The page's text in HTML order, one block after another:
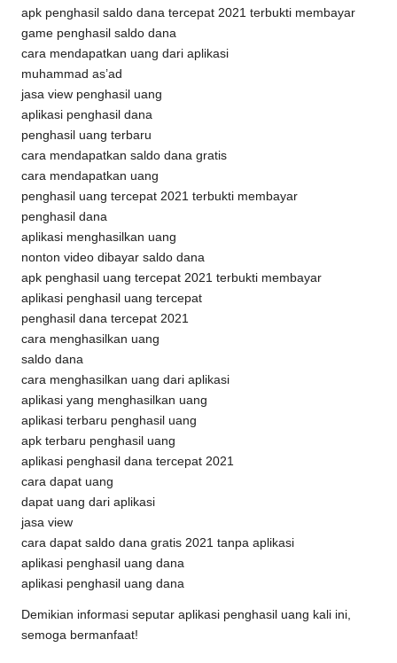
apk penghasil saldo dana tercepat 2021 terbukti membayar
game penghasil saldo dana
cara mendapatkan uang dari aplikasi
muhammad as’ad
jasa view penghasil uang
aplikasi penghasil dana
penghasil uang terbaru
cara mendapatkan saldo dana gratis
cara mendapatkan uang
penghasil uang tercepat 2021 terbukti membayar
penghasil dana
aplikasi menghasilkan uang
nonton video dibayar saldo dana
apk penghasil uang tercepat 2021 terbukti membayar
aplikasi penghasil uang tercepat
penghasil dana tercepat 2021
cara menghasilkan uang
saldo dana
cara menghasilkan uang dari aplikasi
aplikasi yang menghasilkan uang
aplikasi terbaru penghasil uang
apk terbaru penghasil uang
aplikasi penghasil dana tercepat 2021
cara dapat uang
dapat uang dari aplikasi
jasa view
cara dapat saldo dana gratis 2021 tanpa aplikasi
aplikasi penghasil uang dana
aplikasi penghasil uang dana
Demikian informasi seputar aplikasi penghasil uang kali ini,
semoga bermanfaat!